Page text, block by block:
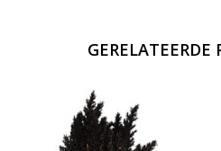
GERELATEERDE